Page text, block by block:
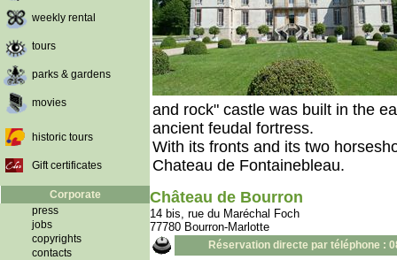
weekly rental
tours
parks & gardens
movies
historic tours
Gift certificates
Corporate
press
jobs
copyrights
contacts
and rock" castle was built in the
ancient feudal fortress.
With its fronts and its two
Chateau de Fontainebleau.
Château de Bourron
14 bis, rue du Maréchal Foch
77780 Bourron-Marlotte
Réservation directe par téléphone :